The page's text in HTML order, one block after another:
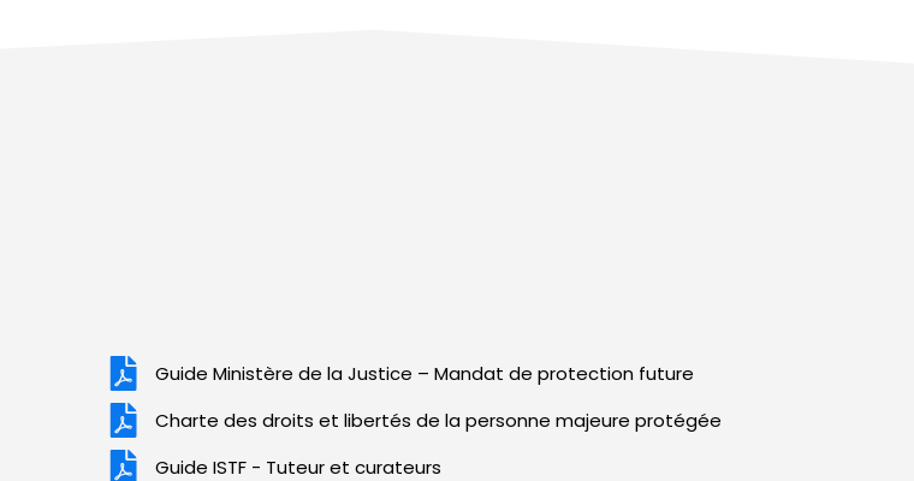
Guide Ministère de la Justice – Mandat de protection future
Charte des droits et libertés de la personne majeure protégée
Guide ISTF - Tuteur et curateurs